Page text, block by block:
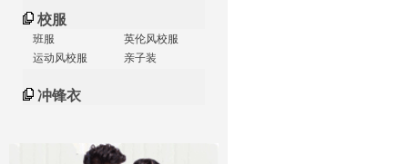
校服
班服
英伦风校服
运动风校服
亲子装
冲锋衣